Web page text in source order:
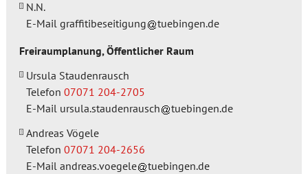
N.N.
E-Mail graffitibeseitigung
tuebingen.de
Freiraumplanung, Öffentlicher Raum
Ursula Staudenrausch
Telefon 07071 204-2705
E-Mail ursula.staudenrausch
tuebingen.de
Andreas Vögele
Telefon 07071 204-2656
E-Mail andreas.voegele
tuebingen.de